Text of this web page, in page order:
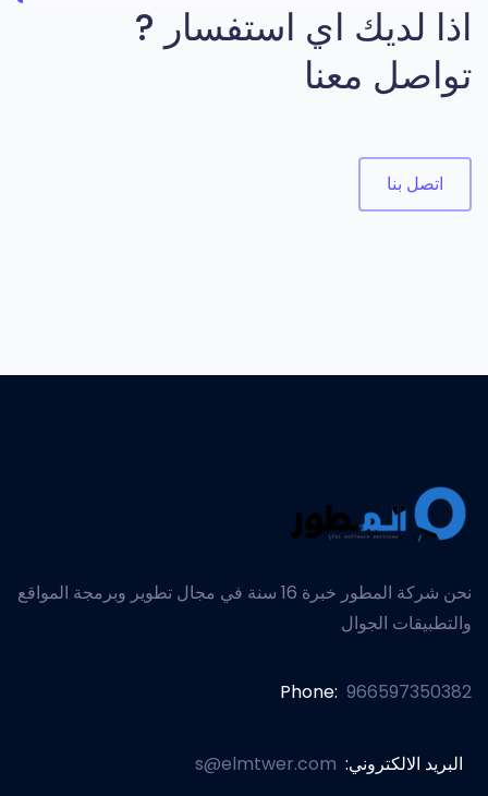
اذا لديك اي استفسار ?
تواصل معنا
اتصل بنا
نحن شركة المطور خبرة 16 سنة في مجال تطوير وبرمجة المواقع
والتطبيقات الجوال
Phone: 966597350382
البريد الالكتروني: s@elmtwer.com